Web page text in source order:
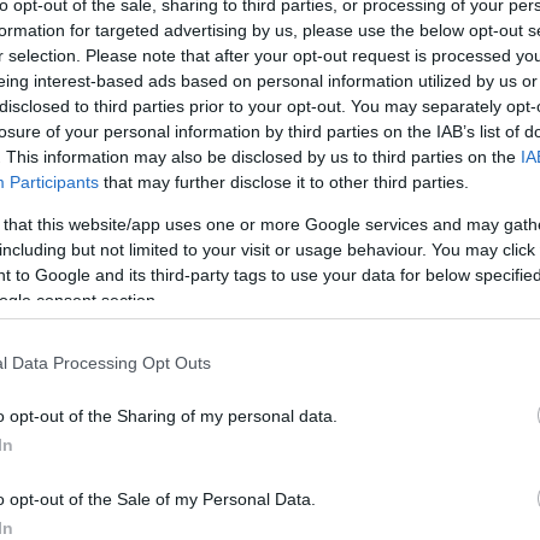
opt-out of the sale, sharing to third parties, or processing of your
for targeted advertising by us, please use the below opt-out
selection. Please note that after your opt-out request is processed
interest-based ads based on personal information utilized by us
to third parties prior to your opt-out. You may separately
of your personal information by third parties on the IAB’s list of
This information may also be disclosed by us to third parties on the
Participants that may further disclose it to other third parties.
that this website/app uses one or more Google services and may
but not limited to your visit or usage behaviour. You may
to Google and its third-party tags to use your data for below
consent section.
Data Processing Opt Outs
opt-out of the Sharing of my personal data.
opt-out of the Sale of my Personal Data.
Link másolása
délelőtt Tiszaújvárost, ahol a MOL
történt. A helyszínt azonnal ellepték a
Egy ember életét már nem lehetett
hatóságok még vizsgálják, mi vezetett a